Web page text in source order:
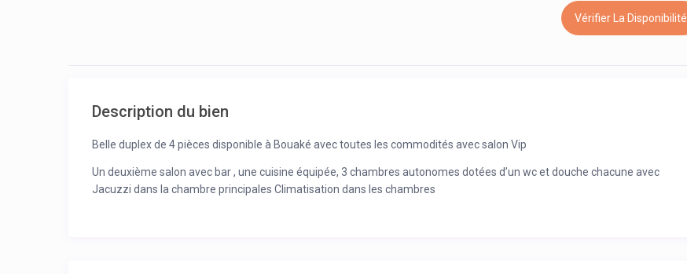
Vérifier La Disponibilité
Description du bien
Belle duplex de 4 pièces disponible à Bouaké avec toutes les commodités avec salon Vip
Un deuxième salon avec bar , une cuisine équipée, 3 chambres autonomes dotées d’un wc et douche chacune avec
Jacuzzi dans la chambre principales Climatisation dans les chambres